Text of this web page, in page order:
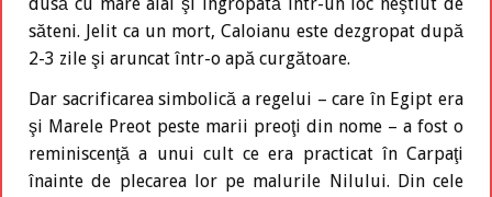
dusă cu mare alai şi îngropată într-un loc neştiut de
săteni. Jelit ca un mort, Caloianu este dezgropat după
2-3 zile şi aruncat într-o apă curgătoare.
Dar sacrificarea simbolică a regelui – care în Egipt era
şi Marele Preot peste marii preoţi din nome – a fost o
reminiscenţă a unui cult ce era practicat în Carpaţi
înainte de plecarea lor pe malurile Nilului. Din cele